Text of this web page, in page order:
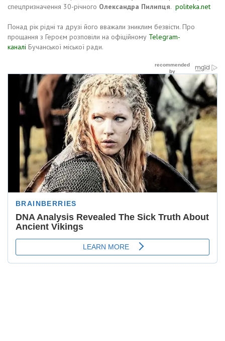
спецпризначення 30-річного Олександра Пилипця. politeka.net
Понад рік рідні та друзі його вважали зниклим безвісти. Про
прощання з Героєм розповіли на офіційному Telegram-
каналі Бучанської міської ради.